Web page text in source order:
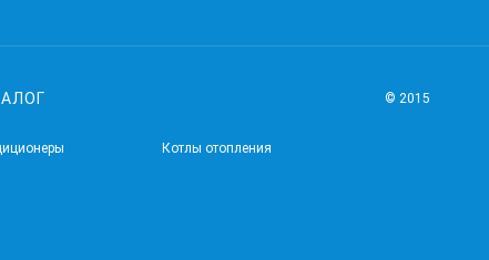
Котлы отопления
© 2015